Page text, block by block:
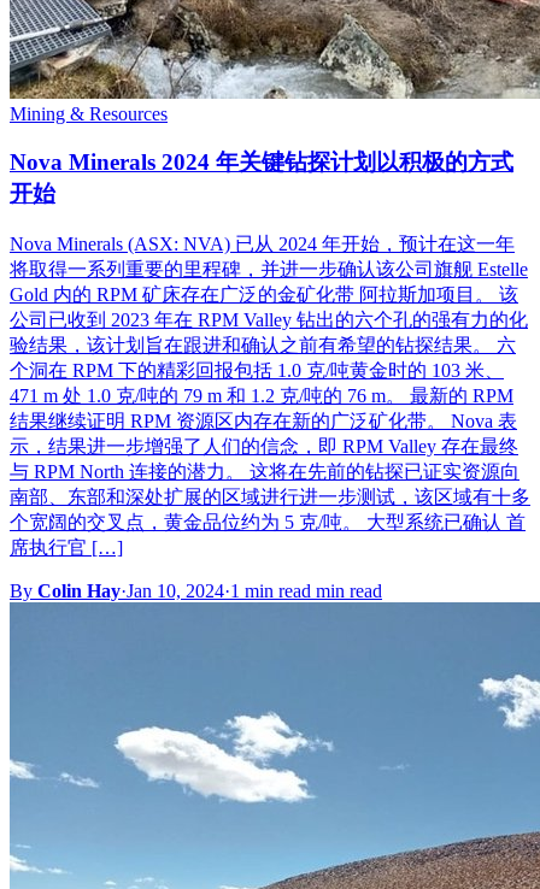
Mining & Resources
Nova Minerals 2024 年关键钻探计划以积极的方式
开始
Nova Minerals (ASX: NVA) 已从 2024 年开始，预计在这一年
将取得一系列重要的里程碑，并进一步确认该公司旗舰 Estelle
Gold 内的 RPM 矿床存在广泛的金矿化带 阿拉斯加项目。 该
公司已收到 2023 年在 RPM Valley 钻出的六个孔的强有力的化
验结果，该计划旨在跟进和确认之前有希望的钻探结果。 六
个洞在 RPM 下的精彩回报包括 1.0 克/吨黄金时的 103 米、
471 m 处 1.0 克/吨的 79 m 和 1.2 克/吨的 76 m。 最新的 RPM
结果继续证明 RPM 资源区内存在新的广泛矿化带。 Nova 表
示，结果进一步增强了人们的信念，即 RPM Valley 存在最终
与 RPM North 连接的潜力。 这将在先前的钻探已证实资源向
南部、东部和深处扩展的区域进行进一步测试，该区域有十多
个宽阔的交叉点，黄金品位约为 5 克/吨。 大型系统已确认 首
席执行官 […]
By Colin Hay·Jan 10, 2024·1 min read min read